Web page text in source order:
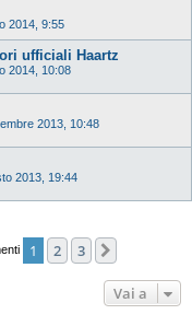
2014, 9:55
ufficiali Haartz
2014, 10:08
2013, 10:48
2013, 19:44
1 2 3
Vai a